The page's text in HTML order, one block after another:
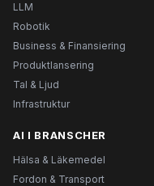
LLM
Robotik
Business & Finansiering
Produktlansering
Tal & Ljud
Infrastruktur
AI I BRANSCHER
Hälsa & Läkemedel
Fordon & Transport